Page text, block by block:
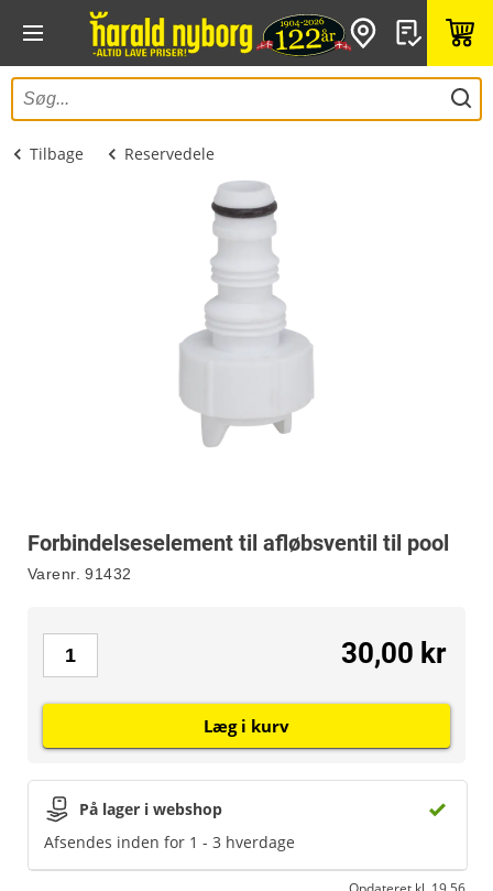
Tilbage Reservedele
Forbindelseselement til afløbsventil til pool
Varenr. 91432
På lager i webshop
Afsendes inden for 1 - 3 hverdage
30,00 kr
Læg i kurv